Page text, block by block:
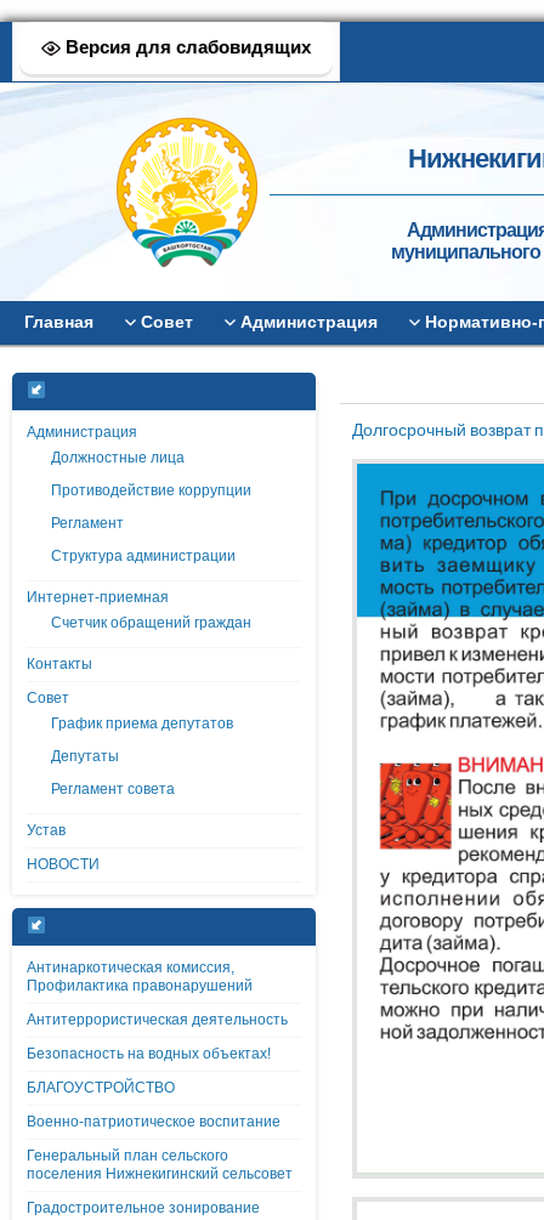
Версия для слабовидящих
муниципального
Главная Совет Администрация
Администрация
Должностные лица
Противодействие коррупции
Регламент
Структура администрации
Интернет-приемная
Счетчик обращений граждан
Контакты
Совет
График приема депутатов
Депутаты
Регламент совета
Устав
НОВОСТИ
Антинаркотическая комиссия,
Профилактика правонарушений
Антитеррористическая деятельность
Безопасность на водных объектах!
БЛАГОУСТРОЙСТВО
Военно-патриотическое воспитание
Генеральный план сельского
поселения Нижнекигинский сельсовет
Градостроительное зонирование
Долгосрочный возврат